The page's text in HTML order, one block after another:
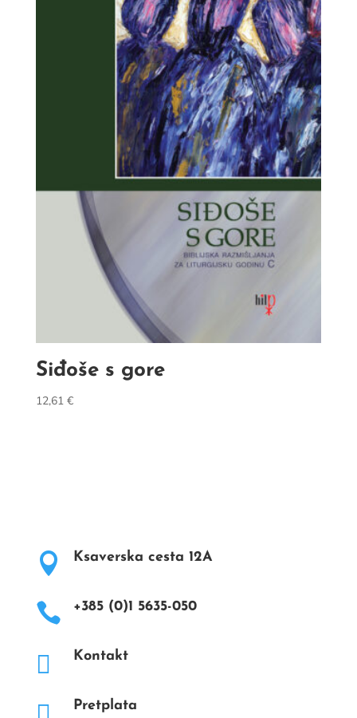
Siđoše s gore
12,61 €
 Ksaverska cesta 12A
 +385 (0)1 5635-050
 Kontakt
 Pretplata